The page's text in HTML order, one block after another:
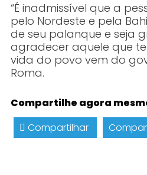
“É inadmissível que a
pelo Nordeste e pela
de seu palanque e seja
agradecer aquele que
vida do povo vem do
Roma.
Compartilhe agora
Compartilhar